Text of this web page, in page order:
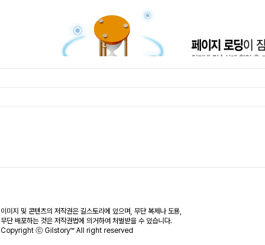
이미지 및 콘텐츠의 저작권은 길스토리에 있으며, 무단 복제나 도용,
무단 배포하는 것은 저작권법에 의거하여 처벌받을 수 있습니다.
Copyright ⓒ Gilstory™ All right reserved